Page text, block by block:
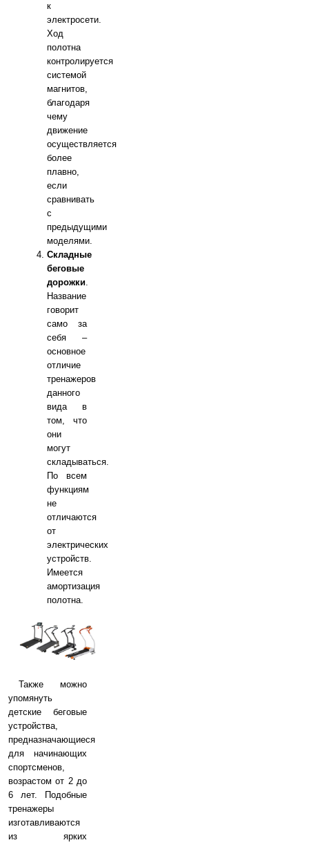
к
электросети.
Ход
полотна
контролируется
системой
магнитов,
благодаря
чему
движение
осуществляется
более
плавно,
если
сравнивать
с
предыдущими
моделями.
Складные
беговые
дорожки.
Название
говорит
само за
себя –
основное
отличие
тренажеров
данного
вида в
том, что
они
могут
складываться.
По всем
функциям
не
отличаются
от
электрических
устройств.
Имеется
амортизация
полотна.
Также можно
упомянуть
детские беговые
устройства,
предназначающиеся
для начинающих
спортсменов,
возрастом от 2 до
6 лет. Подобные
тренажеры
изготавливаются
из ярких